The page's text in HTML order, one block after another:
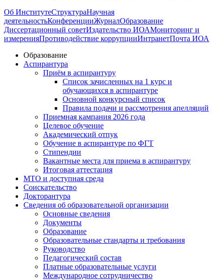
Об ИнститутеСтруктураНаучная
деятельностьКонференцииЖурналОбразование
Диссертационный советИздательство ИОАМониторинг и
измеренияПротиводействие коррупцииИнтранетПочта ИОА
Образование
Аспирантура
Приём в аспирантуру
Список зачисленных на 1 курс и
обучающихся в аспирантуре
Основной конкурсный список
Правила подачи и рассмотрения апелляций
Приемная кампания 2026 года
Целевое обучение
Академический отпук
Обучение в аспирантуре по ФГТ
Стипендии
Вакантные места для приема в аспирантуру
Итоговая аттестация
МТО и доступная среда
Соискательство
Докторантура
Сведения об образовательной организации
Основные сведения
Документы
Образование
Образовательные стандарты и требования
Руководство
Педагогический состав
Платные образовательные услуги
Международное сотрудничество